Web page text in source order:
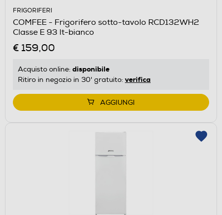
FRIGORIFERI
COMFEE - Frigorifero sotto-tavolo RCD132WH2
Classe E 93 lt-bianco
€ 159,00
Acquisto online: disponibile
Ritiro in negozio in 30' gratuito: verifica
AGGIUNGI